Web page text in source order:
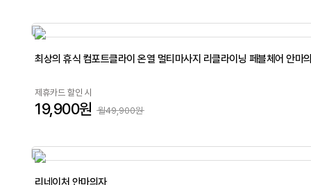
최상의 휴식 컴포트클라이 온열 멀티마사지 리클라이닝 페블체어 안마
제휴카드 할인 시
19,900원 월49,900원
리네이처 안마의자